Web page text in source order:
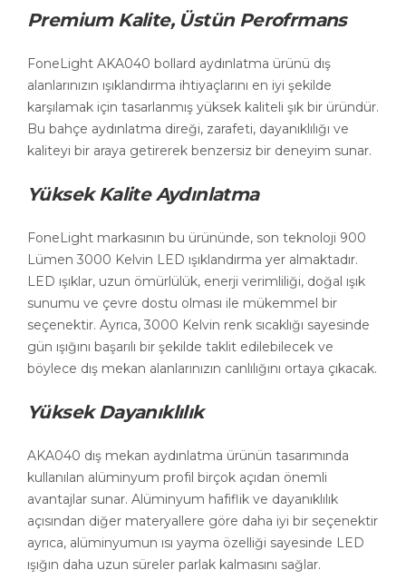
Premium Kalite, Üstün Perofrmans
FoneLight AKA040 bollard aydınlatma ürünü dış
alanlarınızın ışıklandırma ihtiyaçlarını en iyi şekilde
karşılamak için tasarlanmış yüksek kaliteli şık bir üründür.
Bu bahçe aydınlatma direği, zarafeti, dayanıklılığı ve
kaliteyi bir araya getirerek benzersiz bir deneyim sunar.
Yüksek Kalite Aydınlatma
FoneLight markasının bu ürününde, son teknoloji 900
Lümen 3000 Kelvin LED ışıklandırma yer almaktadır.
LED ışıklar, uzun ömürlülük, enerji verimliliği, doğal ışık
sunumu ve çevre dostu olması ile mükemmel bir
seçenektir. Ayrıca, 3000 Kelvin renk sıcaklığı sayesinde
gün ışığını başarılı bir şekilde taklit edilebilecek ve
böylece dış mekan alanlarınızın canlılığını ortaya çıkacak.
Yüksek Dayanıklılık
AKA040 dış mekan aydınlatma ürünün tasarımında
kullanılan alüminyum profil birçok açıdan önemli
avantajlar sunar. Alüminyum hafiflik ve dayanıklılık
açısından diğer materyallere göre daha iyi bir seçenektir
ayrıca, alüminyumun ısı yayma özelliği sayesinde LED
ışığın daha uzun süreler parlak kalmasını sağlar.